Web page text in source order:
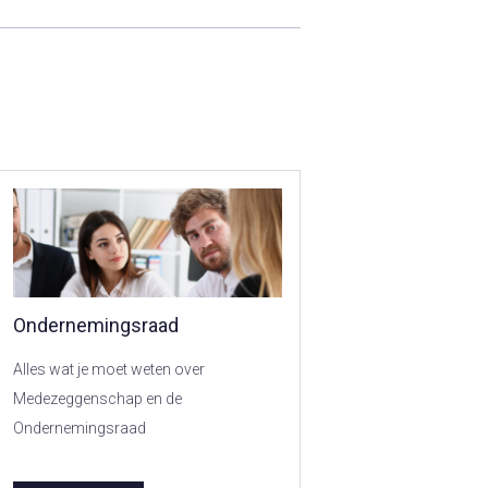
Ondernemingsraad
Alles wat je moet weten over
Medezeggenschap en de
Ondernemingsraad